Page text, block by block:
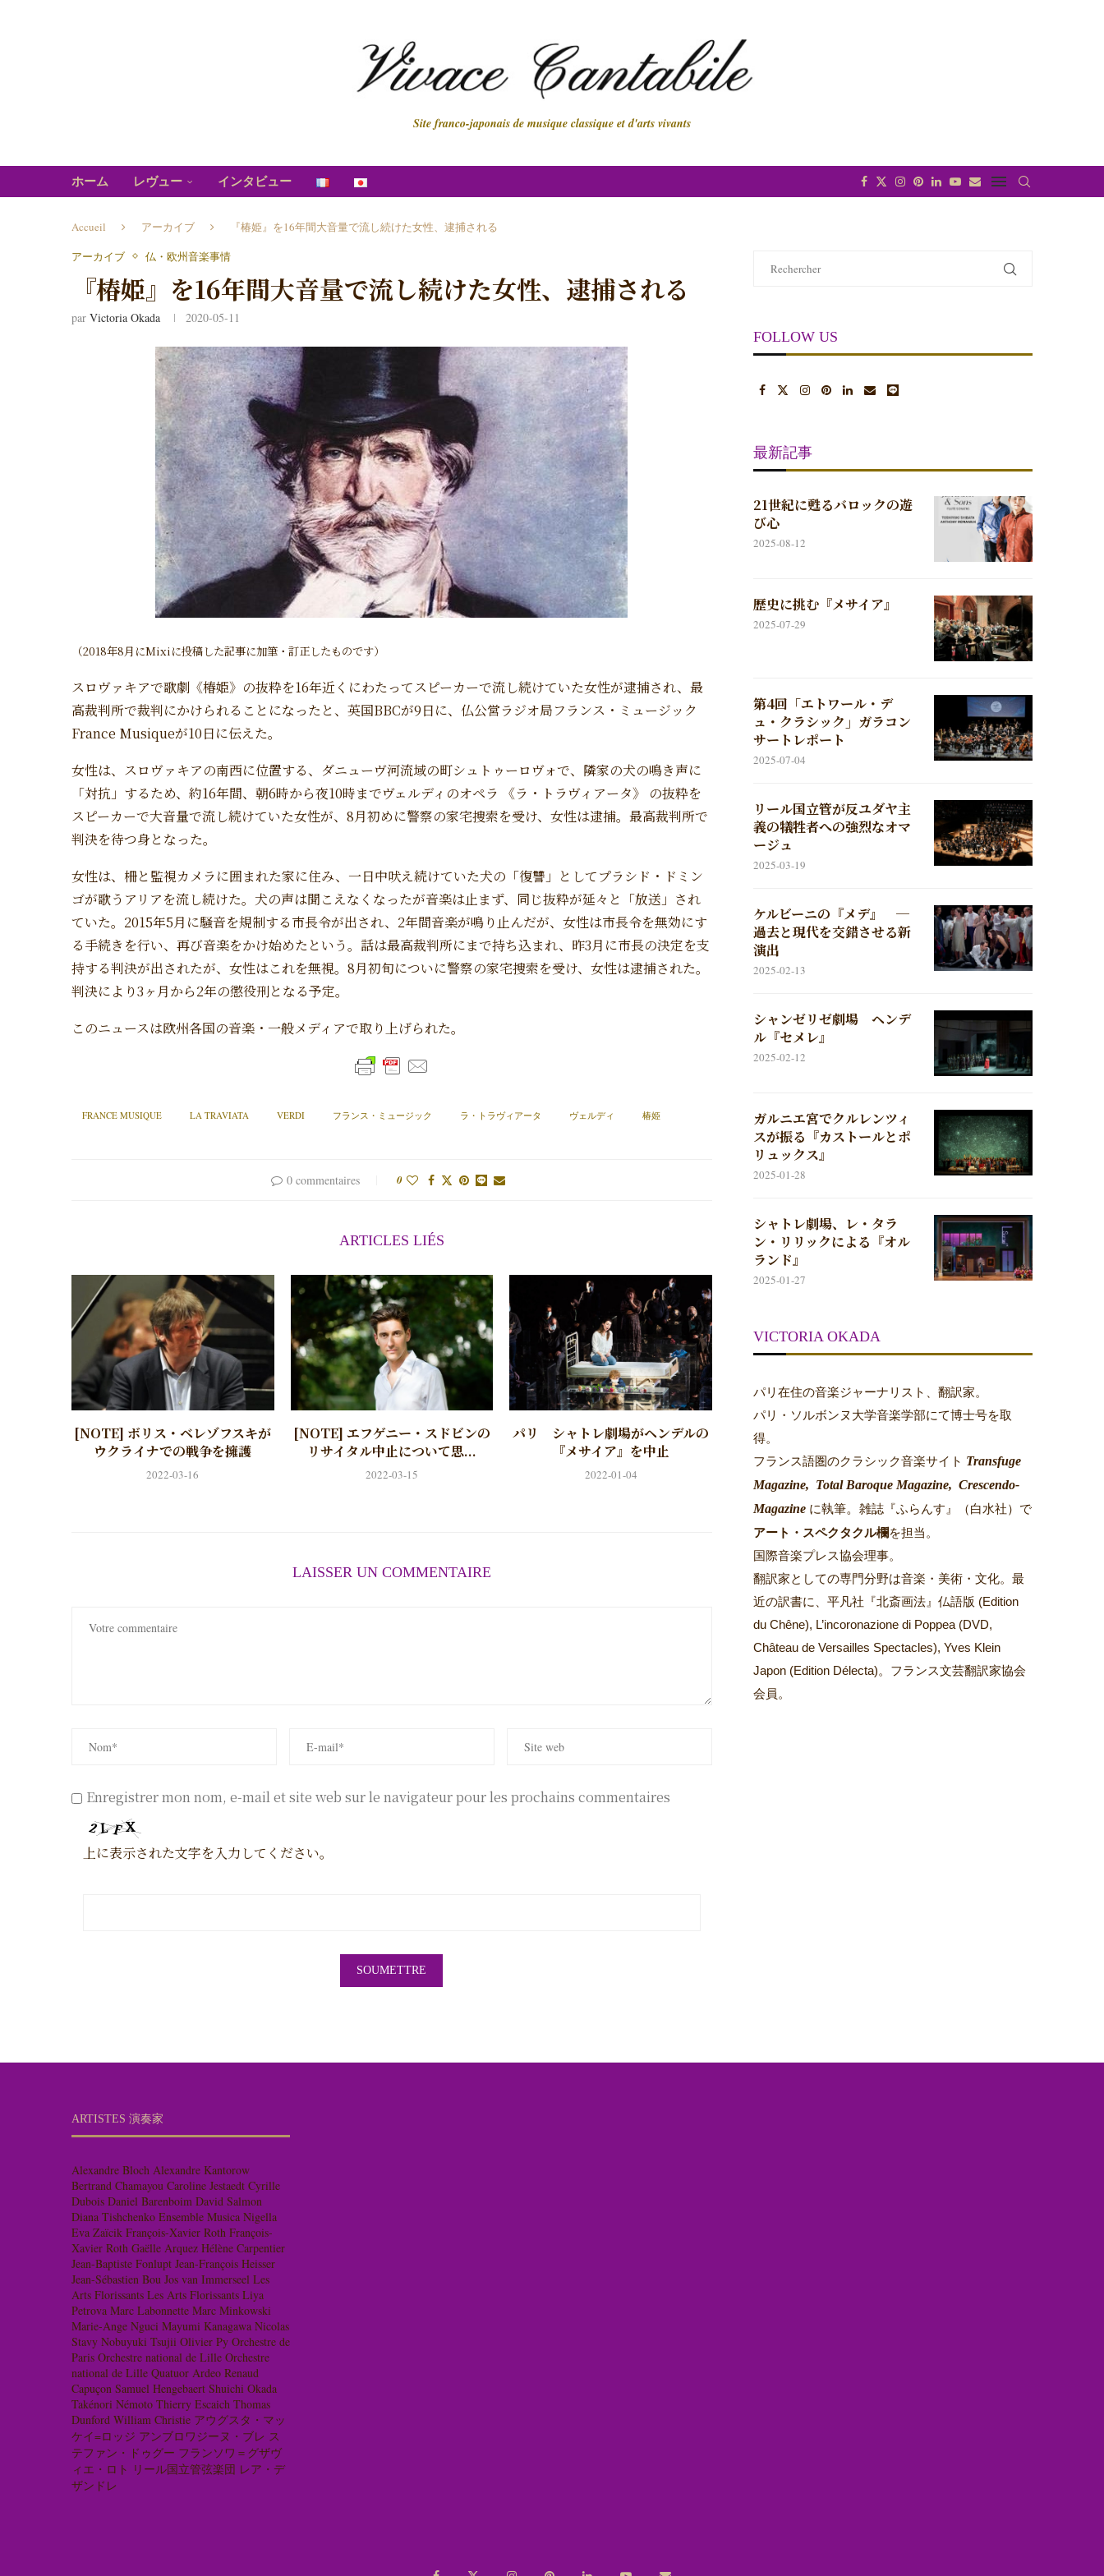
Site franco-japonais de musique classique et d'arts vivants
ホーム レヴュー インタビュー
Accueil アーカイブ
『椿姫』を16年間大音量で流し続けた女性、逮捕される
アーカイブ
仏・欧州音楽事情
『椿姫』を16年間大音量で流し続けた女性、逮捕される
par Victoria Okada 2020-05-11
（2018年8月にMixiに投稿した記事に加筆・訂正したものです）
スロヴァキアで歌劇《椿姫》の抜粋を16年近くにわたってスピーカーで流し続けていた女性が逮捕され、最
高裁判所で裁判にかけられることになったと、英国BBCが9日に、仏公営ラジオ局フランス・ミュージック
France Musiqueが10日に伝えた。
女性は、スロヴァキアの南西に位置する、ダニューヴ河流域の町シュトゥーロヴォで、隣家の犬の鳴き声に
「対抗」するため、約16年間、朝6時から夜10時までヴェルディのオペラ 《ラ・トラヴィアータ》 の抜粋を
スピーカーで大音量で流し続けていた女性が、8月初めに警察の家宅捜索を受け、女性は逮捕。最高裁判所で
判決を待つ身となった。
女性は、柵と監視カメラに囲まれた家に住み、一日中吠え続けていた犬の「復讐」としてプラシド・ドミン
ゴが歌うアリアを流し続けた。犬の声は聞こえなくなったが音楽は止まず、同じ抜粋が延々と「放送」され
ていた。2015年5月に騒音を規制する市長令が出され、2年間音楽が鳴り止んだが、女性は市長令を無効にす
る手続きを行い、再び音楽をかけ始めたという。話は最高裁判所にまで持ち込まれ、昨3月に市長の決定を支
持する判決が出されたが、女性はこれを無視。8月初旬についに警察の家宅捜索を受け、女性は逮捕された。
判決により3ヶ月から2年の懲役刑となる予定。
このニュースは欧州各国の音楽・一般メディアで取り上げられた。
FRANCE MUSIQUE LA TRAVIATA VERDI フランス・ミュージック ラ・トラヴィアータ ヴェルディ 椿姫
0 commentaires 0
ARTICLES LIÉS
[NOTE] ボリス・ベレゾフスキが
ウクライナでの戦争を擁護
2022-03-16
[NOTE] エフゲニー・スドビンの
リサイタル中止について思...
2022-03-15
パリ シャトレ劇場がヘンデルの
『メサイア』を中止
2022-01-04
パリのメトロ8号線の新年ビデオ
がちょっと凝っている件
LAISSER UN COMMENTAIRE
Enregistrer mon nom, e-mail et site web sur le navigateur pour les prochains commentaires
上に表示された文字を入力してください。
FOLLOW US
最新記事
21世紀に甦るバロックの遊
び心
2025-08-12
歴史に挑む『メサイア』
2025-07-29
第4回「エトワール・デ
ュ・クラシック」ガラコン
サートレポート
2025-07-04
リール国立管が反ユダヤ主
義の犠牲者への強烈なオマ
ージュ
2025-03-19
ケルビーニの『メデ』 ─
過去と現代を交錯させる新
演出
2025-02-13
シャンゼリゼ劇場 ヘンデ
ル『セメレ』
2025-02-12
ガルニエ宮でクルレンツィ
スが振る『カストールとポ
リュックス』
2025-01-28
シャトレ劇場、レ・タラ
ン・リリックによる『オル
ランド』
2025-01-27
VICTORIA OKADA
パリ在住の音楽ジャーナリスト、翻訳家。
パリ・ソルボンヌ大学音楽学部にて博士号を取
得。
フランス語圏のクラシック音楽サイト Transfuge
Magazine, Total Baroque Magazine, Crescendo-
Magazine に執筆。 雑誌『ふらんす』（白水社）で
アート・スペクタクル欄を担当。
国際音楽プレス協会理事。
翻訳家としての専門分野は音楽・美術・文化。最
近の訳書に、平凡社『北斎画法』仏語版 (Edition
du Chêne), L’incoronazione di Poppea (DVD,
Château de Versailles Spectacles), Yves Klein
Japon (Edition Délecta)。フランス文芸翻訳家協会
会員。
ARTISTES 演奏家
Alexandre Bloch Alexandre Kantorow
Bertrand Chamayou Caroline Jestaedt Cyrille
Dubois Daniel Barenboim David Salmon
Diana Tishchenko Ensemble Musica Nigella
Eva Zaïcik François-Xavier Roth François-
Xavier Roth Gaëlle Arquez Hélène Carpentier
Jean-Baptiste Fonlupt Jean-François Heisser
Jean-Sébastien Bou Jos van Immerseel Les
Arts Florissants Les Arts Florissants Liya
Petrova Marc Labonnette Marc Minkowski
Marie-Ange Nguci Mayumi Kanagawa Nicolas
Stavy Nobuyuki Tsujii Olivier Py Orchestre de
Paris Orchestre national de Lille Orchestre
national de Lille Quatuor Ardeo Renaud
Capuçon Samuel Hengebaert Shuichi Okada
Takénori Némoto Thierry Escaich Thomas
Dunford William Christie アウグスタ・マッ
ケイ=ロッジ アンブロワジーヌ・ブレ ス
テファン・ドゥグー フランソワ＝グザヴ
ィエ・ロト リール国立管弦楽団 レア・デ
ザンドレ